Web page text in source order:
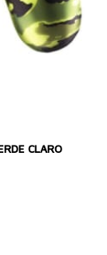
CLARO